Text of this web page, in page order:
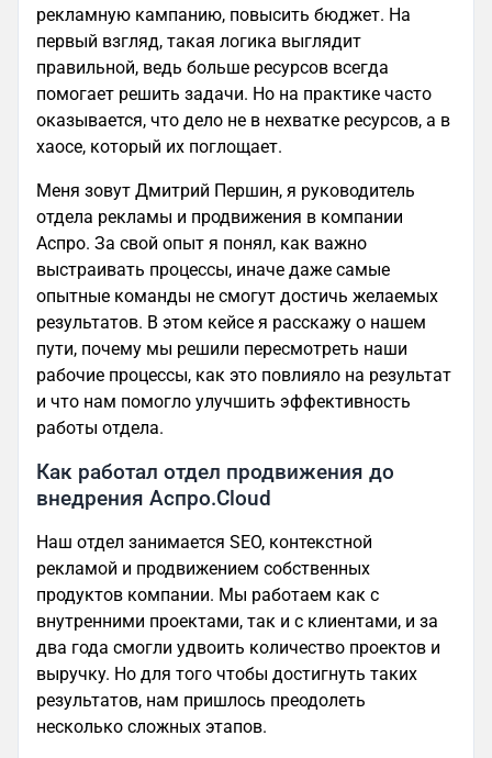
рекламную кампанию, повысить бюджет. На
первый взгляд, такая логика выглядит
правильной, ведь больше ресурсов всегда
помогает решить задачи. Но на практике часто
оказывается, что дело не в нехватке ресурсов, а в
хаосе, который их поглощает.
Меня зовут Дмитрий Першин, я руководитель
отдела рекламы и продвижения в компании
Аспро. За свой опыт я понял, как важно
выстраивать процессы, иначе даже самые
опытные команды не смогут достичь желаемых
результатов. В этом кейсе я расскажу о нашем
пути, почему мы решили пересмотреть наши
рабочие процессы, как это повлияло на результат
и что нам помогло улучшить эффективность
работы отдела.
Как работал отдел продвижения до
внедрения Аспро.Cloud
Наш отдел занимается SEO, контекстной
рекламой и продвижением собственных
продуктов компании. Мы работаем как с
внутренними проектами, так и с клиентами, и за
два года смогли удвоить количество проектов и
выручку. Но для того чтобы достигнуть таких
результатов, нам пришлось преодолеть
несколько сложных этапов.